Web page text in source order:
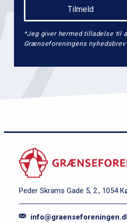
*Jeg giver hermed tilladelse til
Grænseforeningens nyhedsbrev
Peder Skrams Gade 5, 2., 1054